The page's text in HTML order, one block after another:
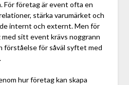
För företag är event ofta en
stärka varumärket och
internt och externt. Men för
sitt event krävs noggrann
förståelse för såväl syftet med
hur företag kan skapa